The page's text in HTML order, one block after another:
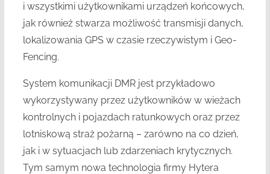
i wszystkimi użytkownikami urządzeń końcowych,
jak również stwarza możliwość transmisji danych,
lokalizowania GPS w czasie rzeczywistym i Geo-
Fencing.
System komunikacji DMR jest przykładowo
wykorzystywany przez użytkowników w wieżach
kontrolnych i pojazdach ratunkowych oraz przez
lotniskową straż pożarną – zarówno na co dzień,
jak i w sytuacjach lub zdarzeniach krytycznych.
Tym samym nowa technologia firmy Hytera